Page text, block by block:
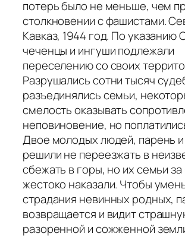
потерь было не меньше, чем
столкновении с фашистами.
Кавказ, 1944 год. По указанию
чеченцы и ингуши подлежали
переселению со своих
Разрушались сотни тысяч
разъединялись семьи,
смелость оказывать
неповиновение, но
Двое молодых людей, парень
решили не переезжать в
сбежать в горы, но их семьи за
жестоко наказали. Чтобы
страдания невинных родных,
возвращается и видит
разоренной и сожженной